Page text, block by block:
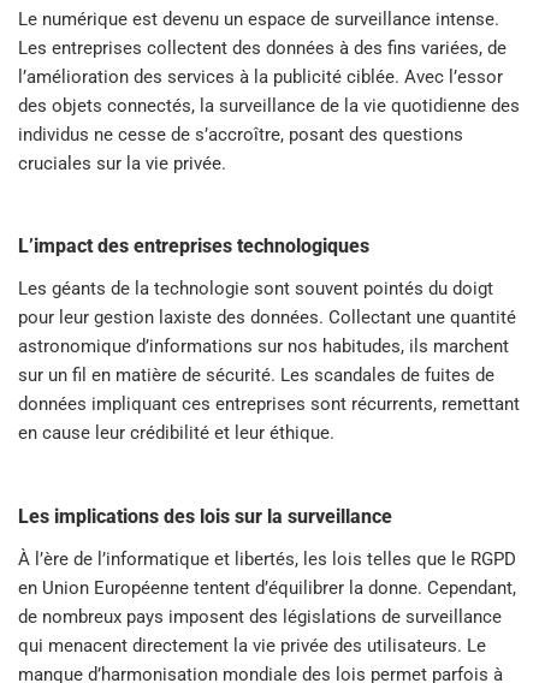
Le numérique est devenu un espace de surveillance intense.
Les entreprises collectent des données à des fins variées, de
l’amélioration des services à la publicité ciblée. Avec l’essor
des objets connectés, la surveillance de la vie quotidienne des
individus ne cesse de s’accroître, posant des questions
cruciales sur la vie privée.
L’impact des entreprises technologiques
Les géants de la technologie sont souvent pointés du doigt
pour leur gestion laxiste des données. Collectant une quantité
astronomique d’informations sur nos habitudes, ils marchent
sur un fil en matière de sécurité. Les scandales de fuites de
données impliquant ces entreprises sont récurrents, remettant
en cause leur crédibilité et leur éthique.
Les implications des lois sur la surveillance
À l’ère de l’informatique et libertés, les lois telles que le RGPD
en Union Européenne tentent d’équilibrer la donne. Cependant,
de nombreux pays imposent des législations de surveillance
qui menacent directement la vie privée des utilisateurs. Le
manque d’harmonisation mondiale des lois permet parfois à